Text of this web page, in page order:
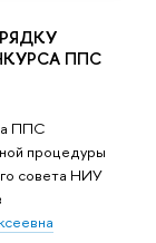
ППС
ППС
процедуры
совета НИУ